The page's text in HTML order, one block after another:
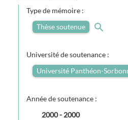
Type de mémoire :
Thèse soutenue
Université de soutenance :
Université Panthéon-
Année de soutenance :
2000- 2000